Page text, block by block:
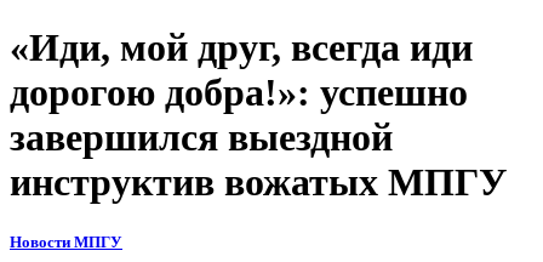
«Иди, мой друг, всегда иди
дорогою добра!»: успешно
завершился выездной
инструктив вожатых МПГУ
Новости МПГУ